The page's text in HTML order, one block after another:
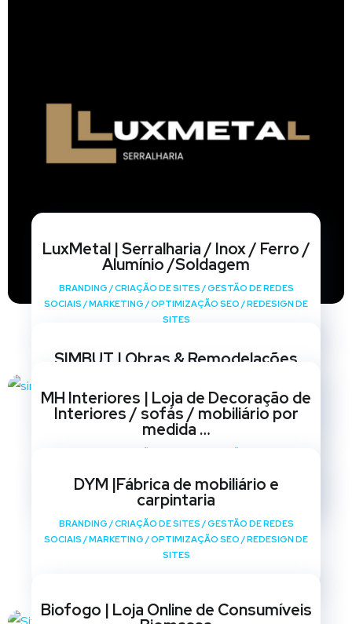
LuxMetal | Serralharia / Inox / Ferro /
Alumínio /Soldagem
BRANDING /CRIAÇÃO DE SITES /GESTÃO DE REDES
SOCIAIS /MARKETING /OPTIMIZAÇÃO SEO /REDESIGN DE
SITES
SIMBUT | Obras & Remodelações
SOCIAIS /MARKETING OPTIMIZAÇÃO SEO/ REDESIGN DE
SITES
MH Interiores | Loja de Decoração de
Interiores / sofás / mobiliário por
medida …
SITES
DYM |Fábrica de mobiliário e
carpintaria
BRANDING /CRIAÇÃO DE SITES /GESTÃO DE REDES
SOCIAIS /MARKETING /OPTIMIZAÇÃO SEO /REDESIGN DE
SITES
Biofogo | Loja Online de Consumíveis